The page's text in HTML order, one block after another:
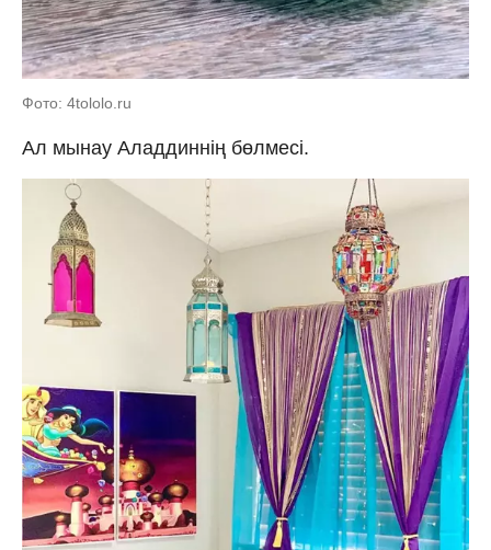
Фото: 4tololo.ru
Ал мынау Аладдиннің бөлмесі.